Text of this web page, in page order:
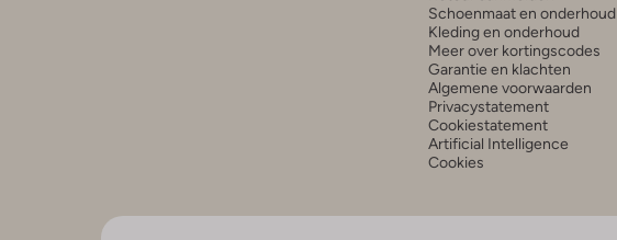
Schoenmaat en onderhoud
Kleding en onderhoud
Meer over kortingscodes
Garantie en klachten
Algemene voorwaarden
Privacystatement
Cookiestatement
Artificial Intelligence
Cookies